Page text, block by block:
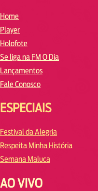
Home
Player
Holofote
Se liga na FM O Dia
Lançamentos
Fale Conosco
ESPECIAIS
Festival da Alegria
Respeita Minha História
Semana Maluca
AO VIVO